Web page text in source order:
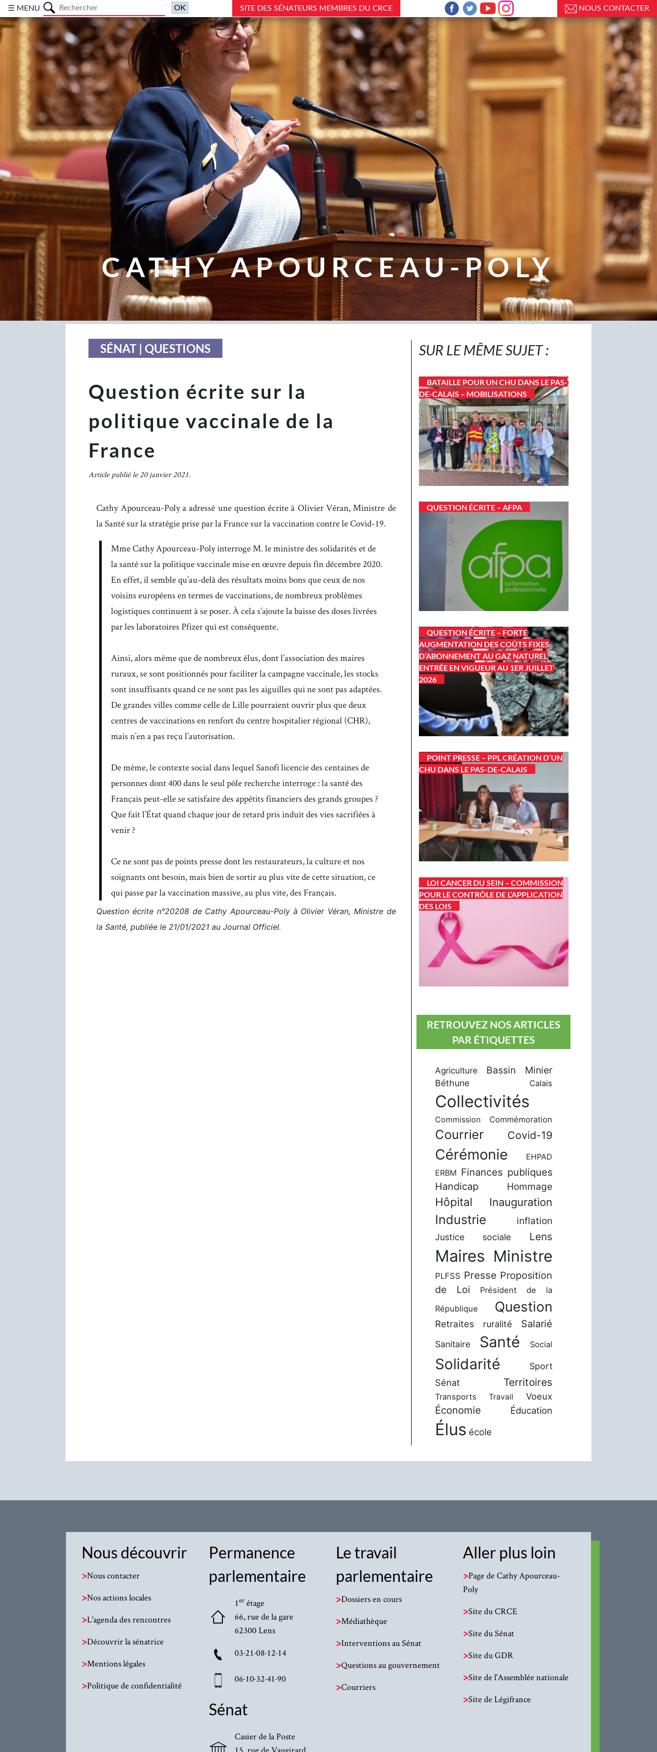
☰ MENU SITE DES SÉNATEURS MEMBRES DU CRCE NOUS CONTACTER
CATHY APOURCEAU-POLY
SÉNAT | QUESTIONS
Question écrite sur la
politique vaccinale de la
France
Article publié le 20 janvier 2021.
Cathy Apourceau-Poly a adressé une question écrite à Olivier Véran, Ministre de
la Santé sur la stratégie prise par la France sur la vaccination contre le Covid-19.
Mme Cathy Apourceau-Poly interroge M. le ministre des solidarités et de
la santé sur la politique vaccinale mise en œuvre depuis fin décembre 2020.
En effet, il semble qu’au-delà des résultats moins bons que ceux de nos
voisins européens en termes de vaccinations, de nombreux problèmes
logistiques continuent à se poser. À cela s’ajoute la baisse des doses livrées
par les laboratoires Pfizer qui est conséquente.
Ainsi, alors même que de nombreux élus, dont l’association des maires
ruraux, se sont positionnés pour faciliter la campagne vaccinale, les stocks
sont insuffisants quand ce ne sont pas les aiguilles qui ne sont pas adaptées.
De grandes villes comme celle de Lille pourraient ouvrir plus que deux
centres de vaccinations en renfort du centre hospitalier régional (CHR),
mais n’en a pas reçu l’autorisation.
De même, le contexte social dans lequel Sanofi licencie des centaines de
personnes dont 400 dans le seul pôle recherche interroge : la santé des
Français peut-elle se satisfaire des appétits financiers des grands groupes ?
Que fait l’État quand chaque jour de retard pris induit des vies sacrifiées à
venir ?
Ce ne sont pas de points presse dont les restaurateurs, la culture et nos
soignants ont besoin, mais bien de sortir au plus vite de cette situation, ce
qui passe par la vaccination massive, au plus vite, des Français.
Question écrite n°20208 de Cathy Apourceau-Poly à Olivier Véran, Ministre de
la Santé, publiée le 21/01/2021 au Journal Officiel.
SUR LE MÊME SUJET :
BATAILLE POUR UN CHU DANS LE PAS-
DE-CALAIS – MOBILISATIONS
QUESTION ÉCRITE – AFPA
QUESTION ÉCRITE – FORTE
AUGMENTATION DES COÛTS FIXES
D’ABONNEMENT AU GAZ NATUREL
ENTRÉE EN VIGUEUR AU 1ER JUILLET
2026
POINT PRESSE – PPL CRÉATION D’UN
CHU DANS LE PAS-DE-CALAIS
LOI CANCER DU SEIN – COMMISSION
POUR LE CONTRÔLE DE L’APPLICATION
DES LOIS
RETROUVEZ NOS ARTICLES
PAR ÉTIQUETTES
Agriculture Bassin Minier
Béthune Calais
Collectivités
Commission Commémoration
Courrier Covid-19
Cérémonie
EHPAD
ERBM Finances publiques
Handicap
Hommage
Hôpital Inauguration
Industrie inflation
Justice sociale Lens
Maires Ministre
PLFSS Presse Proposition
de Loi
Président de la
République
Question
Retraites ruralité Salarié
Sanitaire Santé Social
Solidarité Sport
Sénat Territoires
Transports Travail Voeux
Économie Éducation
Élus école
Nous découvrir
>Nous contacter
>Nos actions locales
>L'agenda des rencontres
>Découvrir la sénatrice
>Mentions légales
>Politique de confidentialité
Permanence
parlementaire
1er étage
66, rue de la gare
62300 Lens
03·21·08·12·14
06·10·32·41·90
Sénat
Casier de la Poste
Le travail
parlementaire
>Dossiers en cours
>Médiathèque
>Interventions au Sénat
>Questions au gouvernement
>Courriers
Aller plus loin
>Page de Cathy Apourceau-
Poly
>Site du CRCE
>Site du Sénat
>Site du GDR
>Site de l'Assemblée nationale
>Site de Légifrance